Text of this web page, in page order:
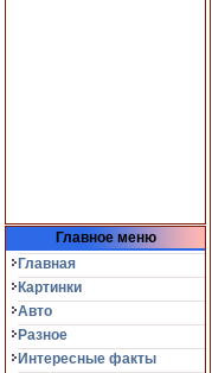
Главное меню
Главная
Картинки
Авто
Разное
Интересные факты